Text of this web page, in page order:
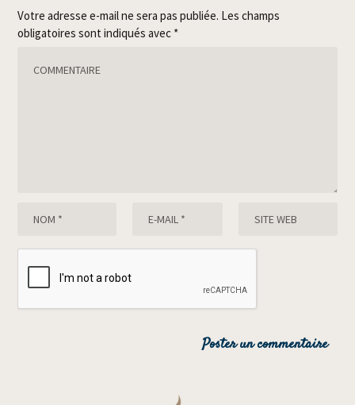
Votre adresse e-mail ne sera pas publiée. Les champs
obligatoires sont indiqués avec *